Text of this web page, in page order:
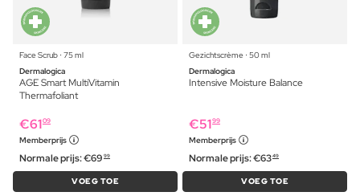
Face Scrub ⋅ 75 ml
Dermalogica
AGE Smart MultiVitamin
Thermafoliant
€6109
Memberprijs
Normale prijs:€69 99
VOEG TOE
Gezichtscrème ⋅ 50 ml
Dermalogica
Intensive Moisture Balance
€5199
Memberprijs
Normale prijs:€6349
VOEG TOE